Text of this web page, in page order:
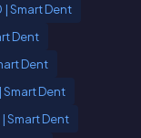
Smart Dent
Dent
Dent
Dent
Smart Dent